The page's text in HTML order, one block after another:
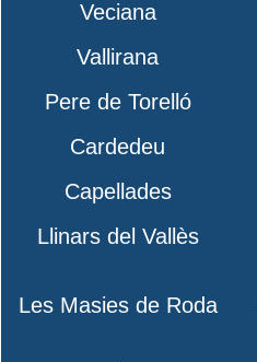
Veciana
Vallirana
Pere de Torelló
Cardedeu
Capellades
Llinars del Vallès
Les Masies de Roda